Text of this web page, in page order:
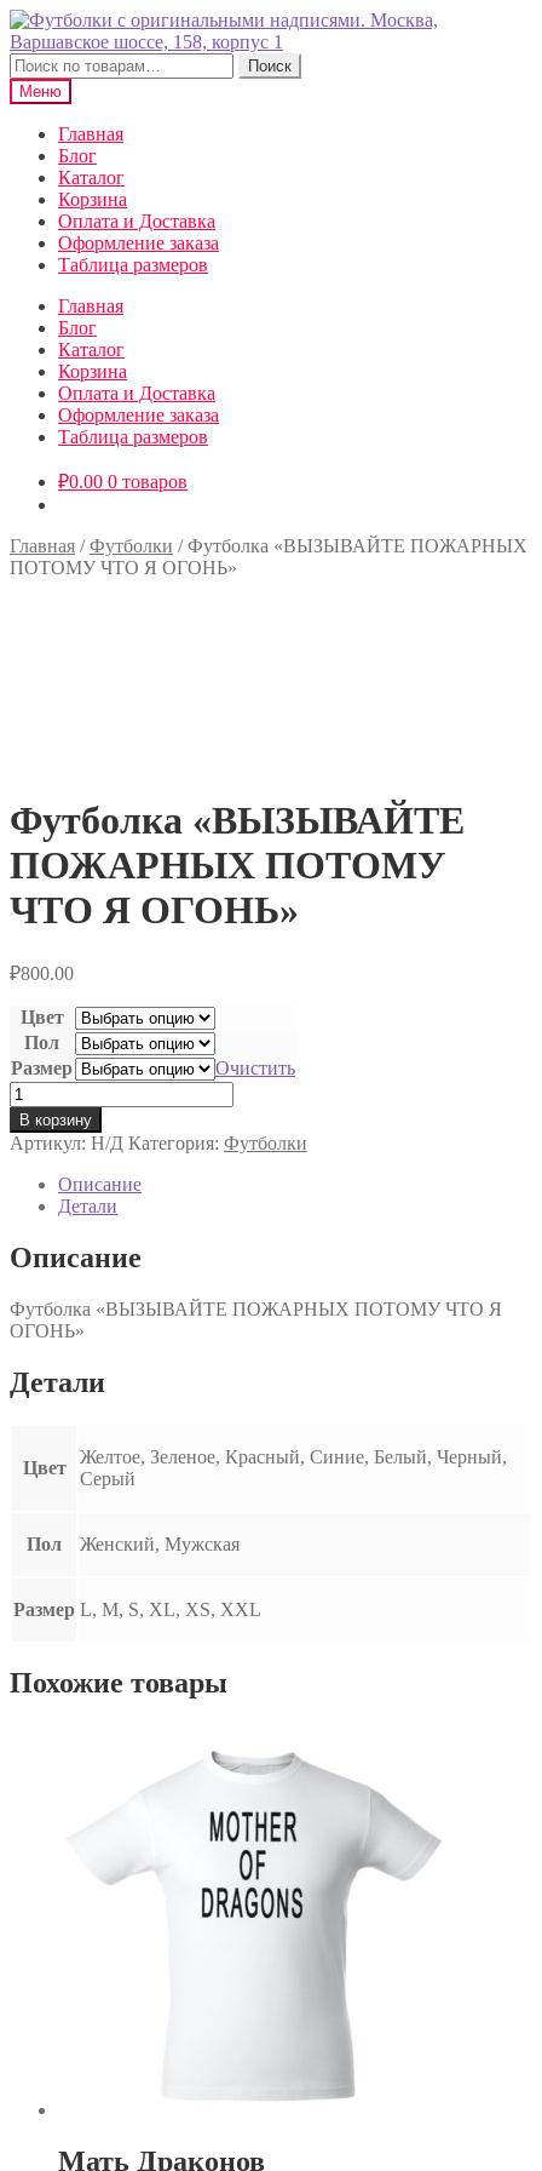
Перейти
к
навигации
Перейти
к
содержимому
Искать:
Поиск
Меню
Главная
Блог
Каталог
Корзина
Оплата и Доставка
Оформление заказа
Таблица размеров
Главная
Блог
Каталог
Корзина
Оплата и Доставка
Оформление заказа
Таблица размеров
₽0.00 0 товаров
Главная /Футболки /Футболка «ВЫЗЫВАЙТЕ ПОЖАРНЫХ
ПОТОМУ ЧТО Я ОГОНЬ»
Футболка «ВЫЗЫВАЙТЕ
ПОЖАРНЫХ ПОТОМУ
ЧТО Я ОГОНЬ»
₽800.00
Цвет
Пол
Размер
Очистить
Количество
товара
Футболка
"ВЫЗЫВАЙТЕ
ПОЖАРНЫХ
ПОТОМУ
Я
ОГОНЬ"
В корзину
Артикул: Н/Д Категория: Футболки
Описание
Детали
Описание
Футболка «ВЫЗЫВАЙТЕ ПОЖАРНЫХ ПОТОМУ ЧТО Я
ОГОНЬ»
Детали
Цвет
Желтое, Зеленое, Красный, Синие, Белый, Черный,
Серый
Пол Женский, Мужская
Размер L, M, S, XL, XS, XXL
Похожие товары
Мать Драконов